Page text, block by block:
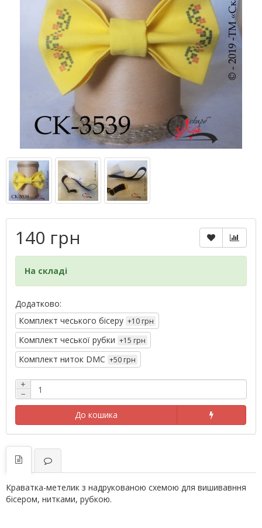
140 грн
На складі
Додатково:
Комплект чеського бісеру +10 грн
Комплект чеської рубки +15 грн
Комплект ниток DMC +50 грн
+
−
До кошика
Краватка-метелик з надрукованою схемою для вишивавння
бісером, нитками, рубкою.